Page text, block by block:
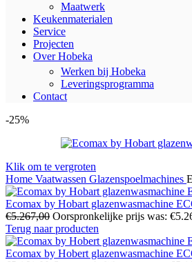
Maatwerk
Keukenmaterialen
Service
Projecten
Over Hobeka
Werken bij Hobeka
Leveringsprogramma
Contact
-25%
Klik om te vergroten
Home Vaatwassen Glazenspoelmachines
Ecomax by Hobart glazenwasmachine
€5.267,00 Oorspronkelijke prijs was:
Terug naar producten
Ecomax by Hobert glazenwasmachine